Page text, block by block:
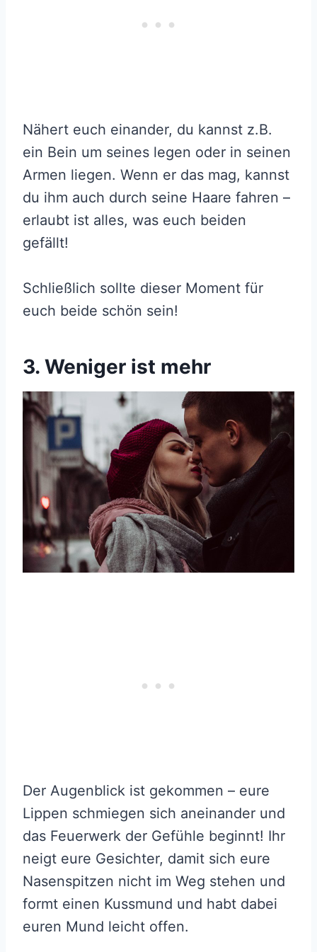
Nähert euch einander, du kannst z.B.
ein Bein um seines legen oder in seinen
Armen liegen. Wenn er das mag, kannst
du ihm auch durch seine Haare fahren –
erlaubt ist alles, was euch beiden
gefällt!
Schließlich sollte dieser Moment für
euch beide schön sein!
3. Weniger ist mehr
Der Augenblick ist gekommen – eure
Lippen schmiegen sich aneinander und
das Feuerwerk der Gefühle beginnt! Ihr
neigt eure Gesichter, damit sich eure
Nasenspitzen nicht im Weg stehen und
formt einen Kussmund und habt dabei
euren Mund leicht offen.